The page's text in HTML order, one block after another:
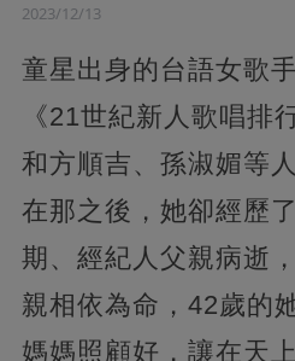
2023/12/13
童星出身的台語女歌
《21世紀新人歌唱排
和方順吉、孫淑媚等
在那之後，她卻經歷
期、經紀人父親病逝
親相依為命，42歲的
媽媽照顧好，讓在天